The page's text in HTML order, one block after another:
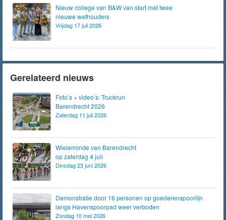
Nieuw college van B&W van start met twee
nieuwe wethouders
Vrijdag 17 juli 2026
Gerelateerd nieuws
Foto’s + video’s: Truckrun
Barendrecht 2026
Zaterdag 11 juli 2026
Wielerronde van Barendrecht
op zaterdag 4 juli
Dinsdag 23 juni 2026
Demonstratie door 16 personen op goederenspoorlijn
langs Havenspoorpad weer verboden
Zondag 10 mei 2026